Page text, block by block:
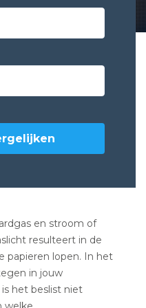
en stroom of
resulteert in de
papieren lopen. In het
in jouw
het beslist niet